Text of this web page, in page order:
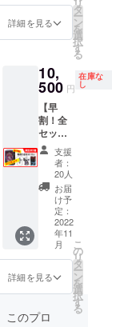
とな
り、同
サイズ
であれ
ゲーム
のカー
ドでも
使用す
ること
が可能
です。
「アク
リル製
のぞき
コマ」
両面に
牧師さ
んのイ
ラスト
が施さ
れたア
クリル
製のア
クリル
コマに
リータT
シャ
ラト
レー
ター
「シ
ウ」が
書き下
ろした
本ゲー
ムの
キャラ
クター
をメイ
ンに、
両面に
ユニ
セック
スなデ
ザイン
を施し
たTシャ
ツとな
あるレ
イアウ
になり
ますの
でご了
承くだ
さい。
タグ部
分のお
名前は
一点も
のであ
る印と
して入
れさせ
ていた
だきま
のデザ
イン自
あまり
りま
す。こ
のモノ
からス
タート
して製
品版だ
とこう
なるん
だーみ
たいな
感動は
味わっ
ていた
だける
かもし
れませ
★★お
願いと
★★ 本
だけで
遊べま
ト） ・
悪魔と
ロリー
タTシャ
枚） ・
プレイ
マット
（1枚）
・アク
リル製
デッキ
スタン
ド（1
個） ・
アクリ
ル製の
ぞきコ
マ（1
個）
【金
額】 プ
円（送
詳細を見る
タ
ー
ン
を
選
択
す
る
10,
500 円
在庫な
し
【早
割！全
セット
プラ
ン】 ☆
限定20
個！500
OFF！
！ ★製
品（1
セッ
ト） ・
悪魔と
ロリー
タTシャ
ツ（1
支援
者：
20人
お届
け予
定：
2022
年11
月
詳細を見る
こ
の
リ
タ
ー
ン
を
選
択
す
る
このプロ